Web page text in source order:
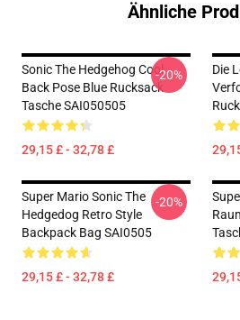
Ähnliche
Sonic The Hedgehog Cool
Back Pose Blue Rucksack
Tasche SAI050505
29,15 £ - 32,78 £
-20%
Die
Super Mario Sonic The
Hedgedog Retro Style
Backpack Bag SAI0505
29,15 £ - 32,78 £
-20%